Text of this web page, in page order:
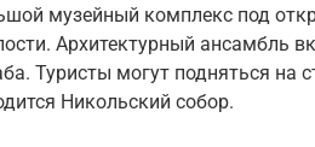
музейный комплекс под
Архитектурный ансамбль
Туристы могут подняться на
Никольский собор.